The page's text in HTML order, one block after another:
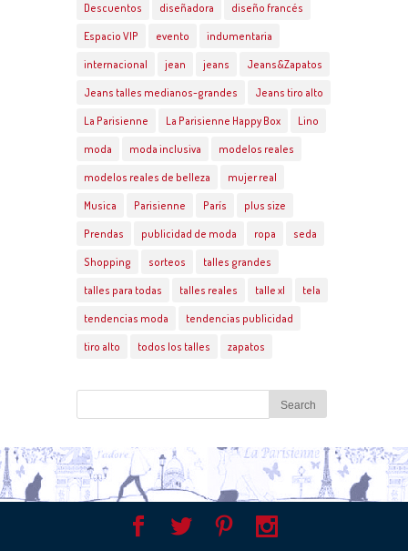
Descuentos diseñadora diseño francés
Espacio VIP evento indumentaria
internacional jean jeans Jeans&Zapatos
Jeans talles medianos-grandes Jeans tiro alto
La Parisienne La Parisienne Happy Box Lino
moda moda inclusiva modelos reales
modelos reales de belleza mujer real
Musica Parisienne París plus size
Prendas publicidad de moda ropa seda
Shopping sorteos talles grandes
talles para todas talles reales talle xl tela
tendencias moda tendencias publicidad
tiro alto todos los talles zapatos